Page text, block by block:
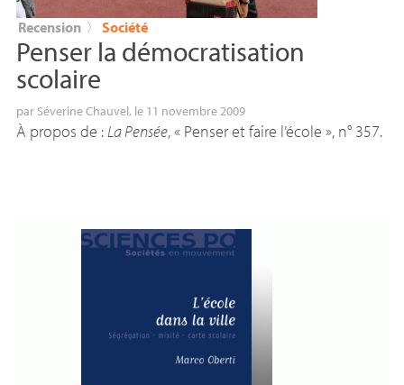
Recension 〉 Société
Penser la démocratisation
scolaire
par Séverine Chauvel, le 11 novembre 2009
À propos de :La Pensée, « Penser et faire l’école », n° 357.